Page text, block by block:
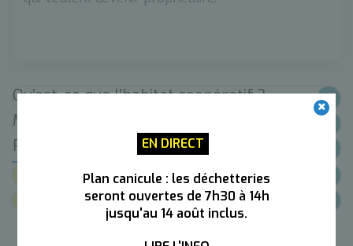
EN DIRECT
Plan canicule : les déchetteries
seront ouvertes de 7h30 à 14h
jusqu'au 14 août inclus.
Qu’est-ce que l’habitat coopératif ?
Mieux comprendre la démarche
Rejoignez le projet en cours !
Documents
Contacts